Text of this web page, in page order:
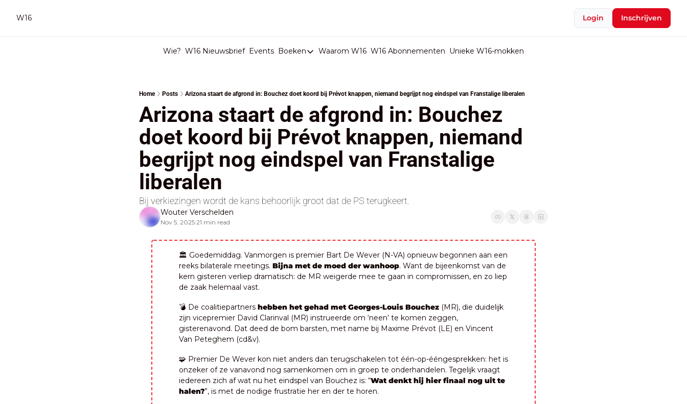
W16 Login Inschrijven
Wie? W16 Nieuwsbrief Events Boeken
Boeken
Boeken
Stop de Persen
Het Merk België
De Doodgravers van België
Bpost Hold-up
Waarom W16 W16 Abonnementen Unieke W16-mokken
Home Posts Arizona staart de afgrond in: Bouchez doet koord bij Prévot knappen, niemand begrijpt nog eindspel van Franstalige liberalen
Arizona staart de afgrond in: Bouchez
doet koord bij Prévot knappen, niemand
begrijpt nog eindspel van Franstalige
liberalen
Bij verkiezingen wordt de kans behoorlijk groot dat de PS terugkeert.
Wouter Verschelden
Nov 5, 2025•21 min read
🏛️ Goedemiddag. Vanmorgen is premier Bart De Wever (N-VA) opnieuw begonnen aan een
reeks bilaterale meetings. Bijna met de moed der wanhoop. Want de bijeenkomst van de
kern gisteren verliep dramatisch: de MR weigerde mee te gaan in compromissen, en zo liep
de zaak helemaal vast.
💣 De coalitiepartners hebben het gehad met Georges-Louis Bouchez (MR), die duidelijk
zijn vicepremier David Clarinval (MR) instrueerde om ‘neen’ te komen zeggen,
gisterenavond. Dat deed de bom barsten, met name bij Maxime Prévot (LE) en Vincent
Van Peteghem (cd&v).
🧩 Premier De Wever kon niet anders dan terugschakelen tot één-op-ééngesprekken: het is
onzeker of ze vanavond nog samenkomen om in groep te onderhandelen. Tegelijk vraagt
iedereen zich af wat nu het eindspel van Bouchez is: “Wat denkt hij hier finaal nog uit te
halen?”, is met de nodige frustratie her en der te horen.